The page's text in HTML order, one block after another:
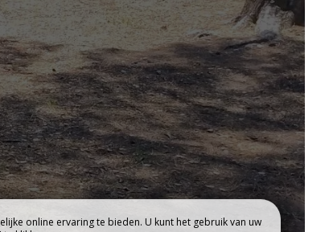
online ervaring te bieden. U kunt het gebruik van uw